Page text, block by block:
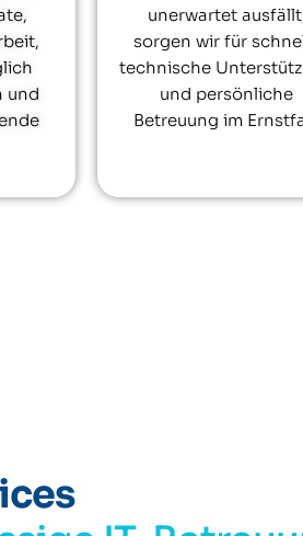
und
unerwartet
sorgen wir für
technische
und persönliche
Betreuung im